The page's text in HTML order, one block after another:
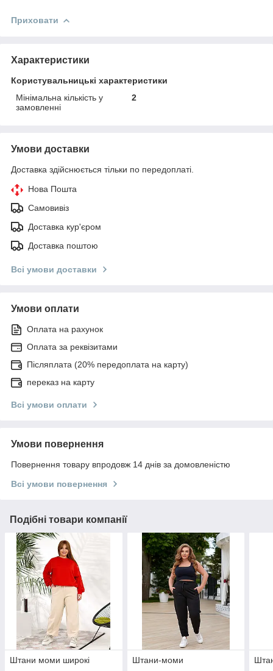
Приховати
Характеристики
Користувальницькі характеристики
Мінімальна кількість у
замовленні
2
Умови доставки
Доставка здійснюється тільки по передоплаті.
Нова Пошта
Самовивіз
Доставка кур'єром
Доставка поштою
Всі умови доставки
Умови оплати
Оплата на рахунок
Оплата за реквізитами
Післяплата (20% передоплата на карту)
переказ на карту
Всі умови оплати
Умови повернення
Повернення товару впродовж 14 днів за домовленістю
Всі умови повернення
Подібні товари компанії
Штани моми широкі Штани-моми